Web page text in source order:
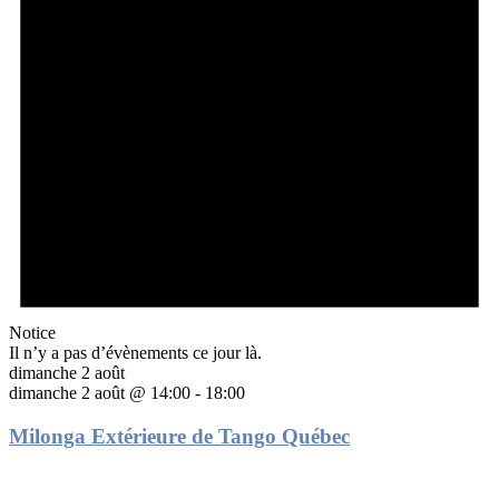
Notice
Il n’y a pas d’évènements ce jour là.
dimanche 2 août
dimanche 2 août @ 14:00 - 18:00
Milonga Extérieure de Tango Québec